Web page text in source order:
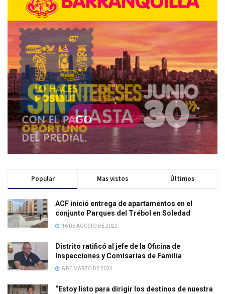
Popular Mas vistos Últimos
ACF inició entrega de apartamentos en el
conjunto Parques del Trébol en Soledad
16 DE AGOSTO DE 2022
Distrito ratificó al jefe de la Oficina de
Inspecciones y Comisarías de Familia
6 DE MARZO DE 2024
“Estoy listo para dirigir los destinos de nuestra